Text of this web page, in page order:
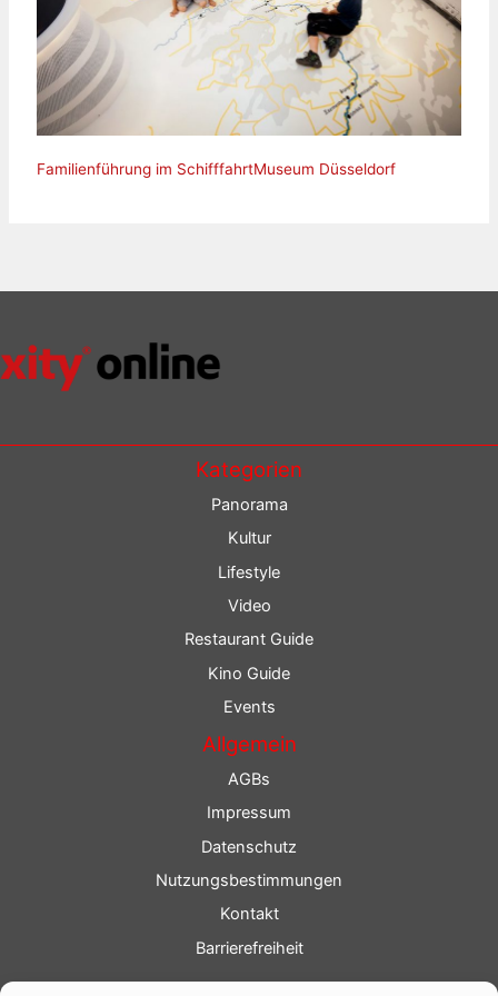
Familienführung im SchifffahrtMuseum Düsseldorf
Kategorien
Panorama
Kultur
Lifestyle
Video
Restaurant Guide
Kino Guide
Events
Allgemein
AGBs
Impressum
Datenschutz
Nutzungsbestimmungen
Kontakt
Barrierefreiheit